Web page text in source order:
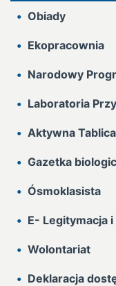
Obiady
Ekopracownia
Narodowy
Laboratoria
Aktywna
Gazetka
Ósmoklasista
E- Legitymacja
Wolontariat
Deklaracja